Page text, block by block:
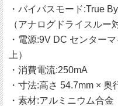
・バイパスモード:True
（アナログドライスルー
・電源:9V DC センター
上）
・消費電流:250mA
・寸法:高さ 54.7mm ×
・素材:アルミニウム合金